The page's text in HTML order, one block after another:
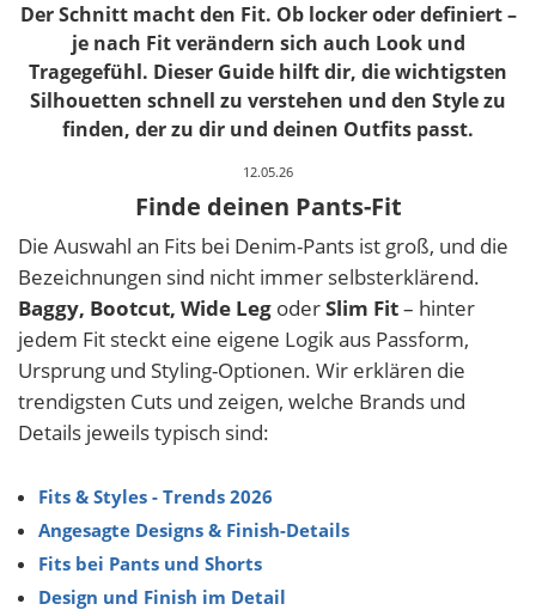
Der Schnitt macht den Fit. Ob locker oder definiert –
je nach Fit verändern sich auch Look und
Tragegefühl. Dieser Guide hilft dir, die wichtigsten
Silhouetten schnell zu verstehen und den Style zu
finden, der zu dir und deinen Outfits passt.
12.05.26
Finde deinen Pants-Fit
Die Auswahl an Fits bei Denim-Pants ist groß, und die
Bezeichnungen sind nicht immer selbsterklärend.
Baggy, Bootcut, Wide Leg oderSlim Fit– hinter
jedem Fit steckt eine eigene Logik aus Passform,
Ursprung und Styling-Optionen. Wir erklären die
trendigsten Cuts und zeigen, welche Brands und
Details jeweils typisch sind:
Fits & Styles - Trends 2026
Angesagte Designs & Finish-Details
Fits bei Pants und Shorts
Design und Finish im Detail